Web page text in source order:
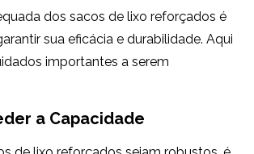
dos sacos de lixo reforçados é
sua eficácia e durabilidade. Aqui
importantes a serem
a Capacidade